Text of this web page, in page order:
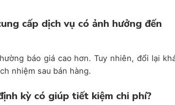
cấp dịch vụ có ảnh hưởng đến
báo giá cao hơn. Tuy nhiên, đổi lại
nhiệm sau bán hàng.
kỳ có giúp tiết kiệm chi phí?